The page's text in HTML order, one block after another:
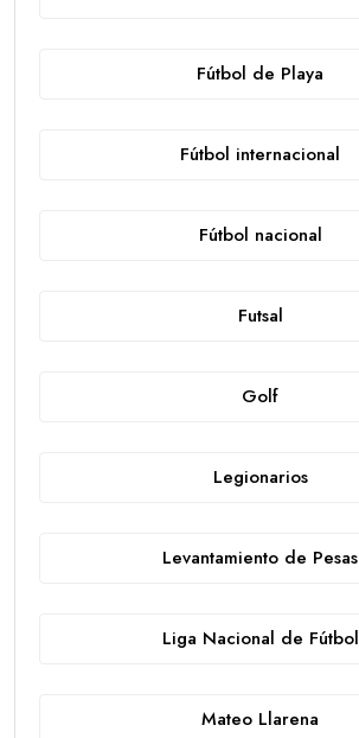
Fútbol de Playa
Fútbol internacional
Fútbol nacional
Futsal
Golf
Legionarios
Levantamiento de Pesas
Liga Nacional de Fútbol
Mateo Llarena